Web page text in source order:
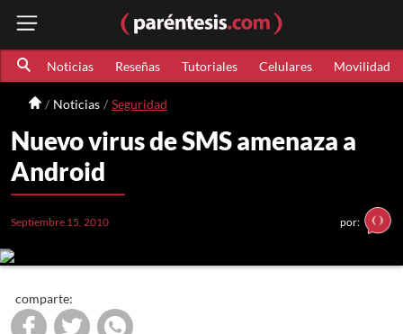
Noticias Reseñas Tutoriales Celulares Movilidad
Noticias Seguridad
Nuevo virus de SMS amenaza a
Android
Septiembre 15, 2010 por:
comparte: